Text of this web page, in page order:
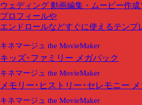
ウェディング 動画編集・ムービー作成
プロフィールや
エンドロールなどすぐに使えるテンプ
キネマージュ the MovieMaker
キッズ･ファミリー メガパック
キネマージュ the MovieMaker
メモリー･ヒストリー･セレモニー
キネマージュ the MovieMaker